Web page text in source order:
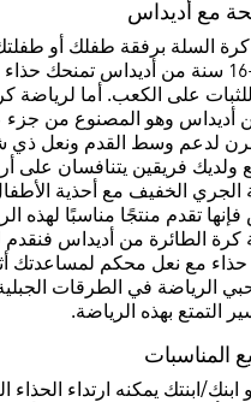
مع أديداس
السلة برفقة طفلك أو
الأطفال الشباب 8-16 سنة من أديداس تمنحك
على الكعب. أما لرياضة
أديداس وهو المصنوع من
لدعم وسط القدم ونعل ذي
فريقين يتنافسان على
فإنها تقدم منتجًا مناسبًا لهذه
الطائرة من أديداس فنقدم
مع نعل محكم لمساعدتك
الرياضة في الطرقات
التمتع بهذه الرياضة.
المناسبات
ابنتك يمكنه ارتداء الحذاء